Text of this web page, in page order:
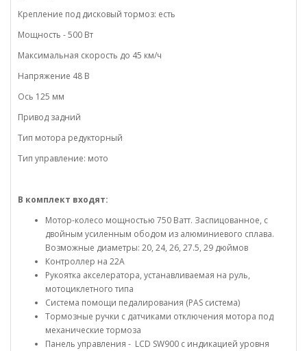
Крепление под дисковый тормоз: есть
Мощность - 500 Вт
Максимальная скорость до 45 км/ч
Напряжение 48 В
Ось 125 мм
Привод задний
Тип мотора редукторный
Тип управление: мото
В комплект входят:
Мотор-колесо мощностью 750 Ватт. Заспицованное, с
двойным усиленным ободом из алюминиевого сплава.
Возможные диаметры: 20, 24, 26, 27.5, 29 дюймов
Контроллер на 22А
Рукоятка акселератора, устанавливаемая на руль,
мотоциклетного типа
Система помощи педалирования (PAS система)
Тормозные ручки с датчиками отключения мотора под
механические тормоза
Панель управления - LCD SW900 с индикацией уровня